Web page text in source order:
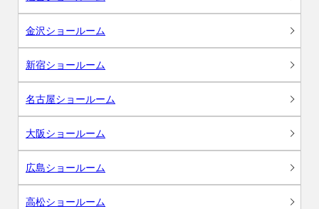
金沢ショールーム
新宿ショールーム
名古屋ショールーム
大阪ショールーム
広島ショールーム
高松ショールーム